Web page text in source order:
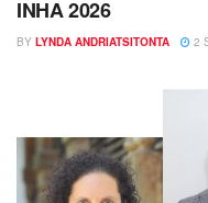
INHA 2026
BY LYNDA ANDRIATSITONTA 2